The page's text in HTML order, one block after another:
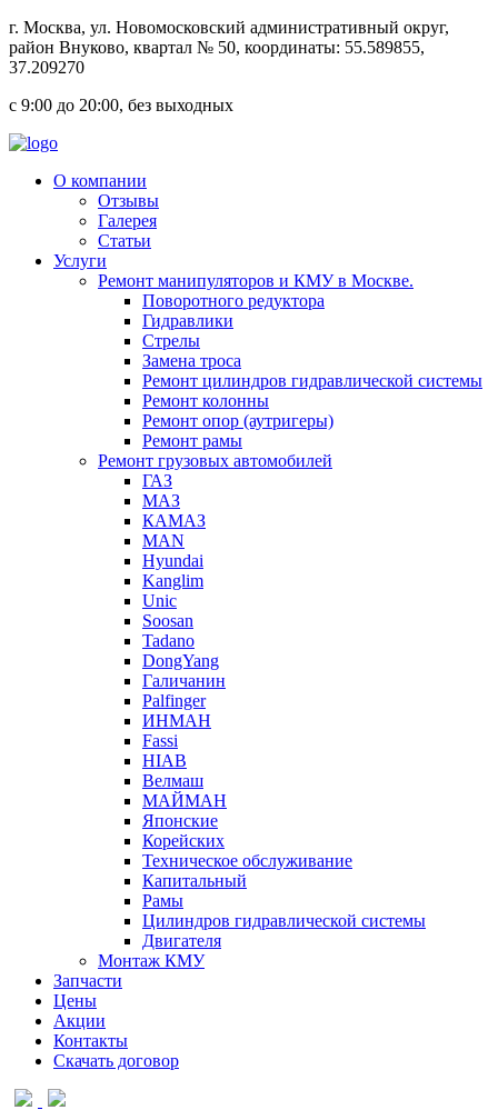
г. Москва, ул. Новомосковский административный округ,
район Внуково, квартал № 50, координаты: 55.589855,
37.209270
с 9:00 до 20:00, без выходных
О компании
Отзывы
Галерея
Статьи
Услуги
Ремонт манипуляторов и КМУ в Москве.
Поворотного редуктора
Гидравлики
Стрелы
Замена троса
Ремонт цилиндров гидравлической системы
Ремонт колонны
Ремонт опор (аутригеры)
Ремонт рамы
Ремонт грузовых автомобилей
ГАЗ
МАЗ
КАМАЗ
MAN
Hyundai
Kanglim
Unic
Soosan
Tadano
DongYang
Галичанин
Palfinger
ИНМАН
Fassi
HIAB
Велмаш
МАЙМАН
Японские
Корейских
Техническое обслуживание
Капитальный
Рамы
Цилиндров гидравлической системы
Двигателя
Монтаж КМУ
Запчасти
Цены
Акции
Контакты
Скачать договор